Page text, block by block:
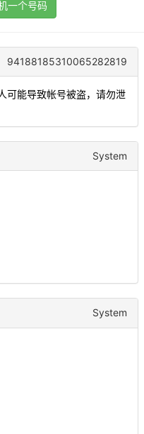
一个号码
94188185310065282819
可能导致帐号被盗，请勿泄
System
System